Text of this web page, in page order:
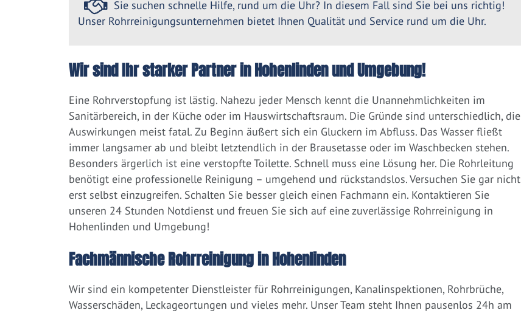
Sie suchen schnelle Hilfe, rund um die Uhr? In diesem Fall sind Sie bei uns richtig!
Unser Rohrreinigungsunternehmen bietet Ihnen Qualität und Service rund um die Uhr.
Wir sind Ihr starker Partner in Hohenlinden und Umgebung!
Eine Rohrverstopfung ist lästig. Nahezu jeder Mensch kennt die Unannehmlichkeiten im
Sanitärbereich, in der Küche oder im Hauswirtschaftsraum. Die Gründe sind unterschiedlich, die
Auswirkungen meist fatal. Zu Beginn äußert sich ein Gluckern im Abfluss. Das Wasser fließt
immer langsamer ab und bleibt letztendlich in der Brausetasse oder im Waschbecken stehen.
Besonders ärgerlich ist eine verstopfte Toilette. Schnell muss eine Lösung her. Die Rohrleitung
benötigt eine professionelle Reinigung – umgehend und rückstandslos. Versuchen Sie gar nicht
erst selbst einzugreifen. Schalten Sie besser gleich einen Fachmann ein. Kontaktieren Sie
unseren 24 Stunden Notdienst und freuen Sie sich auf eine zuverlässige Rohrreinigung in
Hohenlinden und Umgebung!
Fachmännische Rohrreinigung in Hohenlinden
Wir sind ein kompetenter Dienstleister für Rohrreinigungen, Kanalinspektionen, Rohrbrüche,
Wasserschäden, Leckageortungen und vieles mehr. Unser Team steht Ihnen pausenlos 24h am